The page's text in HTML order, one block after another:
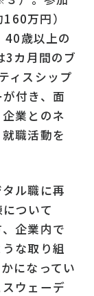
万円）
40歳以上の
3カ月間のブ
ィスシップ
付き、面
業とのネ
職活動を
ル職に再
ついて
企業内で
な取り組
になってい
ウェーデ